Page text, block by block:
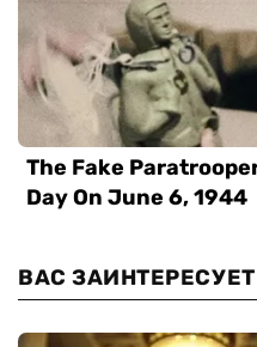
ВАС ЗАИНТЕРЕСУЕТ